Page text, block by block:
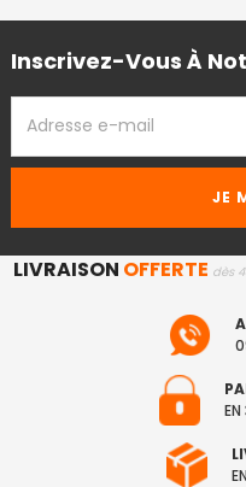
Inscrivez-Vous À
EMAIL
LIVRAISON OFFERTE dès